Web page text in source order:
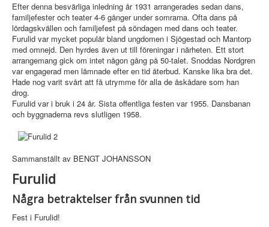
Efter denna besvärliga inledning år 1931 arrangerades sedan dans,
familjefester och teater 4-6 gånger under somrarna. Ofta dans på
lördagskvällen och familjefest på söndagen med dans och teater.
Furulid var mycket populär bland ungdomen i Sjögestad och Mantorp
med omnejd. Den hyrdes även ut till föreningar i närheten. Ett stort
arrangemang gick om intet någon gång på 50-talet. Snoddas Nordgren
var engagerad men lämnade efter en tid återbud. Kanske lika bra det.
Hade nog varit svårt att få utrymme för alla de åskådare som han
drog.
Furulid var i bruk i 24 år. Sista offentliga festen var 1955. Dansbanan
och byggnaderna revs slutligen 1958.
Sammanställt av BENGT JOHANSSON
Furulid
Några betraktelser från svunnen tid
Fest i Furulid!